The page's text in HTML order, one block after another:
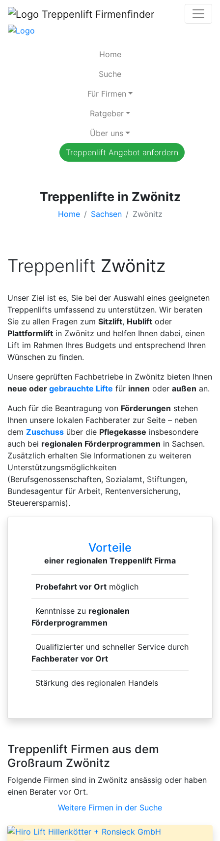
Home
Suche
Für Firmen
Ratgeber
Über uns
Treppenlift Angebot anfordern
Treppenlifte in Zwönitz
Home Sachsen Zwönitz
Treppenlift Zwönitz
Unser Ziel ist es, Sie bei der Auswahl eines geeigneten
Treppenlifts umfassend zu unterstützen. Wir beraten
Sie zu allen Fragen zum Sitzlift, Hublift oder
Plattformlift in Zwönitz und helfen Ihnen dabei, einen
Lift im Rahmen Ihres Budgets und entsprechend Ihren
Wünschen zu finden.
Unsere geprüften Fachbetriebe in Zwönitz bieten Ihnen
neue oder gebrauchte Lifte für innen oder außen an.
Auch für die Beantragung von Förderungen stehen
Ihnen unsere lokalen Fachberater zur Seite – neben
dem Zuschuss über die Pflegekasse insbesondere
auch bei regionalen Förderprogrammen in Sachsen.
Zusätzlich erhalten Sie Informationen zu weiteren
Unterstützungsmöglichkeiten
(Berufsgenossenschaften, Sozialamt, Stiftungen,
Bundesagentur für Arbeit, Rentenversicherung,
Steuerersparnis).
Vorteile
einer regionalen Treppenlift Firma
Probefahrt vor Ort möglich
Kenntnisse zu regionalen
Förderprogrammen
Qualifizierter und schneller Service durch
Fachberater vor Ort
Stärkung des regionalen Handels
Treppenlift Firmen aus dem
Großraum Zwönitz
Folgende Firmen sind in Zwönitz ansässig oder haben
einen Berater vor Ort.
Weitere Firmen in der Suche